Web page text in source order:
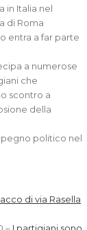
in Italia nel
di Roma
entra a far parte
a numerose
che
scontro a
della
politico nel
di via Rasella